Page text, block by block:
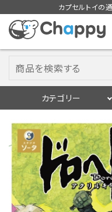
カプセルトイの
カテゴリー
ログイン
入荷スケジュ
カプセルトイマシ